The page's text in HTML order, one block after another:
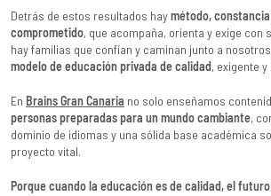
Detrás de estos resultados haymétodo,
comprometido, que acompaña, orienta y exige con
hay familias que confían y caminan junto a
modelo de educación privada de calidad, exigente
En Brains Gran Canaria no solo enseñamos
personas preparadas para un mundo cambiante,
dominio de idiomas y una sólida base académica
proyecto vital.
Porque cuando la educación es de calidad, el